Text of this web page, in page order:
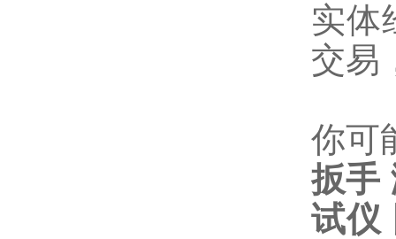
实体
交易
你可
扳手
试仪